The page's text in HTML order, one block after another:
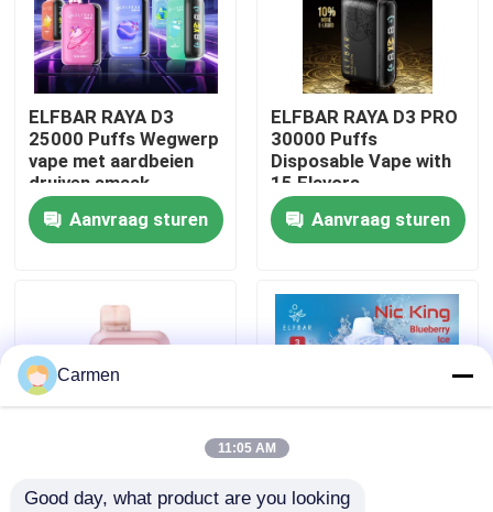
Videos
Over ons
Fabrieksreis
Kwaliteitscontrole
Vraag een offerte aan
ELFBAR Vape
ELFBAR RAYA D3
25000 Puffs Wegwerp
vape met aardbeien
druiven smaak
Aanvraag sturen
ELFBAR RAYA D3 PRO
30000 Puffs
Disposable Vape with
15 Flavors
Aanvraag sturen
85 x 43 x 22 mm ELFBAR NICKING
Carmen
11:05 AM
Good day, what product are you looking